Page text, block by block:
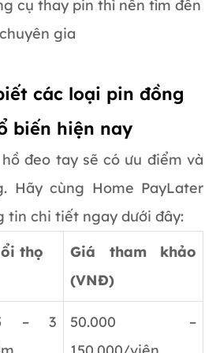
cụ thay pin thì nên tìm đến
chuyên gia
các loại pin đồng
biến hiện nay
đeo tay sẽ có ưu điểm và
Hãy cùng Home PayLater
tin chi tiết ngay dưới đây:
thọ
Giá tham khảo
(VNĐ)
– 3
50.000 –